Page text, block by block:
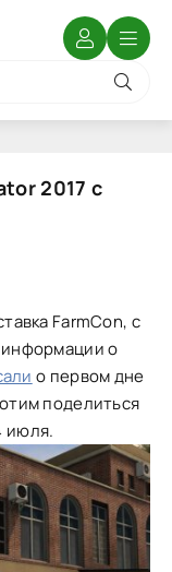
2017 с
FarmCon, с
о
о первом дне
поделиться
июля.